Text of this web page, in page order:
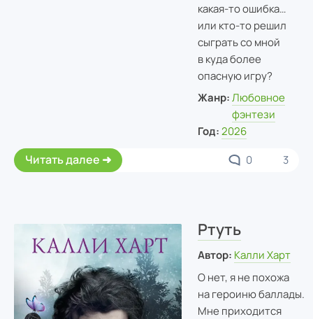
какая-то ошибка…
или кто-то решил
сыграть со мной
в куда более
опасную игру?
Жанр: Любовное
фэнтези
Год: 2026
Читать далее 0 3
Ртуть
Автор: Калли Харт
О нет, я не похожа
на героиню баллады.
Мне приходится